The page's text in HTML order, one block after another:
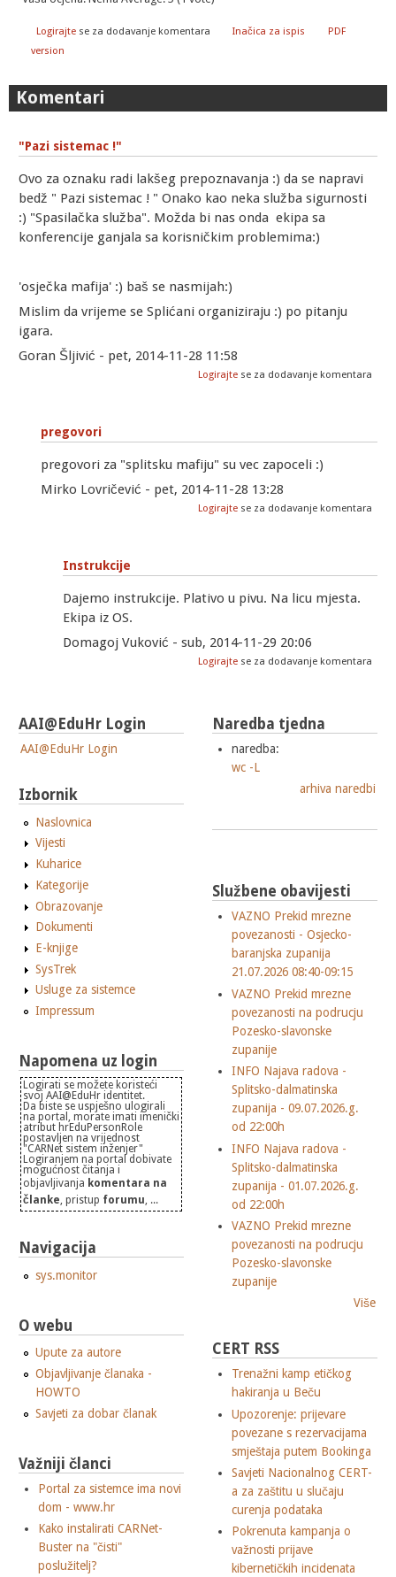
Logirajtese za dodavanje komentara Inačica za ispis
PDF
version
Komentari
"Pazi sistemac !"
Ovo za oznaku radi lakšeg prepoznavanja :) da se napravi
bedž " Pazi sistemac ! " Onako kao neka služba sigurnosti
:) "Spasilačka služba". Možda bi nas onda ekipa sa
konferencije ganjala sa korisničkim problemima:)
'osječka mafija' :) baš se nasmijah:)
Mislim da vrijeme se Splićani organiziraju :) po pitanju
igara.
Goran Šljivić - pet, 2014-11-28 11:58
Logirajte se za dodavanje komentara
pregovori
pregovori za "splitsku mafiju" su vec zapoceli :)
Mirko Lovričević - pet, 2014-11-28 13:28
Logirajte se za dodavanje komentara
Instrukcije
Dajemo instrukcije. Plativo u pivu. Na licu mjesta.
Ekipa iz OS.
Domagoj Vuković - sub, 2014-11-29 20:06
Logirajte se za dodavanje komentara
AAI@EduHr Login
AAI@EduHr Login
Izbornik
Naslovnica
Vijesti
Kuharice
Kategorije
Obrazovanje
Dokumenti
E-knjige
SysTrek
Usluge za sistemce
Impressum
Napomena uz login
Logirati se možete koristeći
svoj AAI@EduHr identitet.
Da biste se uspješno ulogirali
na portal, morate imati imenički
atribut hrEduPersonRole
postavljen na vrijednost
"CARNet sistem inženjer"
Logiranjem na portal dobivate
mogućnost čitanja i
objavljivanja komentara na
članke, pristup forumu, ...
Navigacija
sys.monitor
O webu
Upute za autore
Objavljivanje članaka -
HOWTO
Savjeti za dobar članak
Važniji članci
Portal za sistemce ima novi
dom - www.hr
Kako instalirati CARNet-
Buster na "čisti"
poslužitelj?
Naredba tjedna
naredba:
wc -L
arhiva naredbi
Službene obavijesti
VAZNO Prekid mrezne
povezanosti - Osjecko-
baranjska zupanija
21.07.2026 08:40-09:15
VAZNO Prekid mrezne
povezanosti na podrucju
Pozesko-slavonske
zupanije
INFO Najava radova -
Splitsko-dalmatinska
zupanija - 09.07.2026.g.
od 22:00h
INFO Najava radova -
Splitsko-dalmatinska
zupanija - 01.07.2026.g.
od 22:00h
VAZNO Prekid mrezne
povezanosti na podrucju
Pozesko-slavonske
zupanije
Više
CERT RSS
Trenažni kamp etičkog
hakiranja u Beču
Upozorenje: prijevare
povezane s rezervacijama
smještaja putem Bookinga
Savjeti Nacionalnog CERT-
a za zaštitu u slučaju
curenja podataka
Pokrenuta kampanja o
važnosti prijave
kibernetičkih incidenata